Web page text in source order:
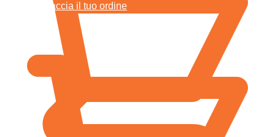
Rintraccia il tuo ordine